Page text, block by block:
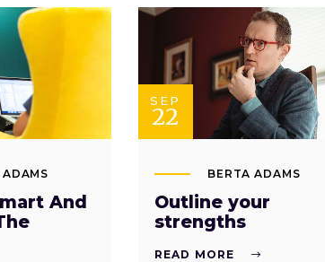
And
SEP
22
BERTA ADAMS
Outline your
strengths
READ MORE